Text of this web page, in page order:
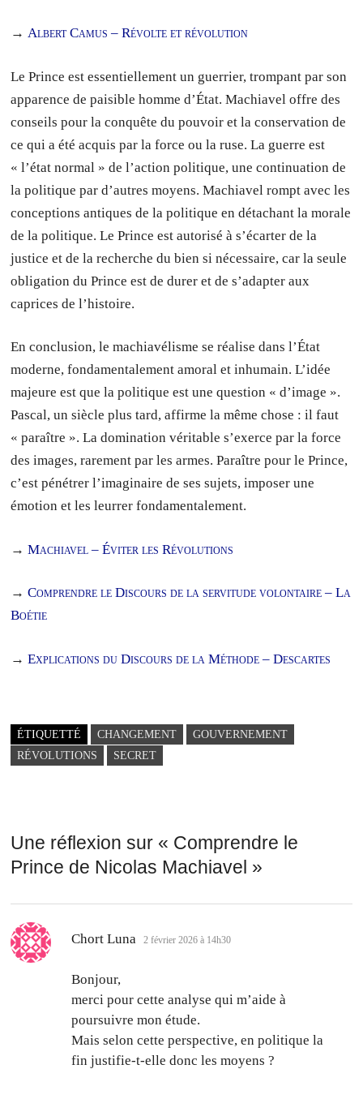
→Albert Camus – Révolte et révolution
Le Prince est essentiellement un guerrier, trompant par son
apparence de paisible homme d’État. Machiavel offre des
conseils pour la conquête du pouvoir et la conservation de
ce qui a été acquis par la force ou la ruse. La guerre est
« l’état normal » de l’action politique, une continuation de
la politique par d’autres moyens. Machiavel rompt avec les
conceptions antiques de la politique en détachant la morale
de la politique. Le Prince est autorisé à s’écarter de la
justice et de la recherche du bien si nécessaire, car la seule
obligation du Prince est de durer et de s’adapter aux
caprices de l’histoire.
En conclusion, le machiavélisme se réalise dans l’État
moderne, fondamentalement amoral et inhumain. L’idée
majeure est que la politique est une question « d’image ».
Pascal, un siècle plus tard, affirme la même chose : il faut
« paraître ». La domination véritable s’exerce par la force
des images, rarement par les armes. Paraître pour le Prince,
c’est pénétrer l’imaginaire de ses sujets, imposer une
émotion et les leurrer fondamentalement.
→Machiavel – Éviter les Révolutions
→Comprendre le Discours de la servitude volontaire – La
Boétie
→Explications du Discours de la Méthode – Descartes
ÉTIQUETTÉ CHANGEMENT
GOUVERNEMENT
RÉVOLUTIONS
SECRET
Une réflexion sur « Comprendre le
Prince de Nicolas Machiavel »
Chort Luna dit :
2 février 2026 à 14h30
Bonjour,
merci pour cette analyse qui m’aide à
poursuivre mon étude.
Mais selon cette perspective, en politique la
fin justifie-t-elle donc les moyens ?